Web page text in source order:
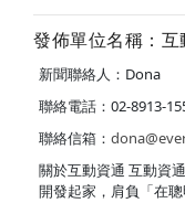
發佈單位名稱：
新聞聯絡人：Dona
聯絡電話：02-8913-
聯絡信箱：
關於互動資通 互動資
開發起家，肩負「在